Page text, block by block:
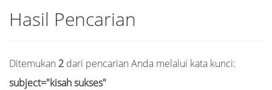
Hasil Pencarian
Ditemukan 2 dari pencarian Anda melalui kata kunci:
subject="kisah sukses"